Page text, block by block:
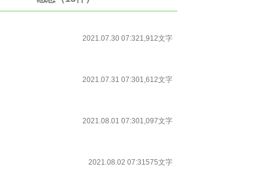
2021.07.30 07:321,912文字
2021.07.31 07:301,612文字
2021.08.01 07:301,097文字
2021.08.02 07:31575文字